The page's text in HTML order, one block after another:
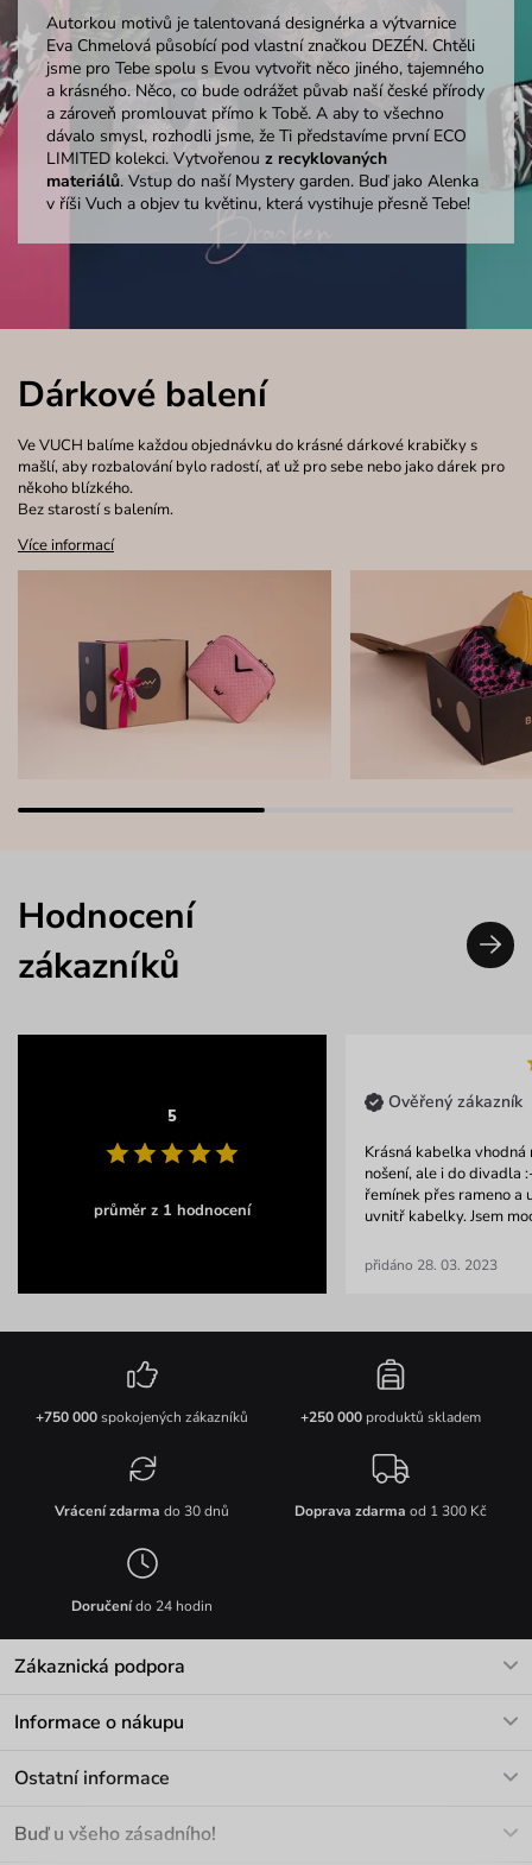
Autorkou motivů je talentovaná designérka a výtvarnice
Eva Chmelová působící pod vlastní značkou DEZÉN. Chtěli
jsme pro Tebe spolu s Evou vytvořit něco jiného, tajemného
a krásného. Něco, co bude odrážet půvab naší české přírody
a zároveň promlouvat přímo k Tobě. A aby to všechno
dávalo smysl, rozhodli jsme, že Ti představíme první ECO
LIMITED kolekci. Vytvořenou z recyklovaných
materiálů. Vstup do naší Mystery garden. Buď jako Alenka
v říši Vuch a objev tu květinu, která vystihuje přesně Tebe!
Dárkové balení
Ve VUCH balíme každou objednávku do krásné dárkové krabičky s
mašlí, aby rozbalování bylo radostí, ať už pro sebe nebo jako dárek pro
někoho blízkého.
Bez starostí s balením.
Více informací
Hodnocení
zákazníků
5
průměr z 1 hodnocení
Ověřený zákazník
Krásná kabelka vhodná
nošení, ale i do divadla
řemínek přes rameno a
uvnitř kabelky. Jsem
přidáno 28. 03. 2023
+750 000spokojených zákazníků +250 000produktů skladem
Vrácení zdarma do 30 dnů Doprava zdarma od 1 300 Kč
Doručenído 24 hodin
Zákaznická podpora
Informace o nákupu
Materiály a údržba
Ostatní informace
Buď u všeho zásadního!